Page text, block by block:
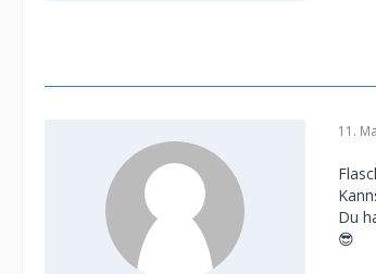
11.
Du
😎